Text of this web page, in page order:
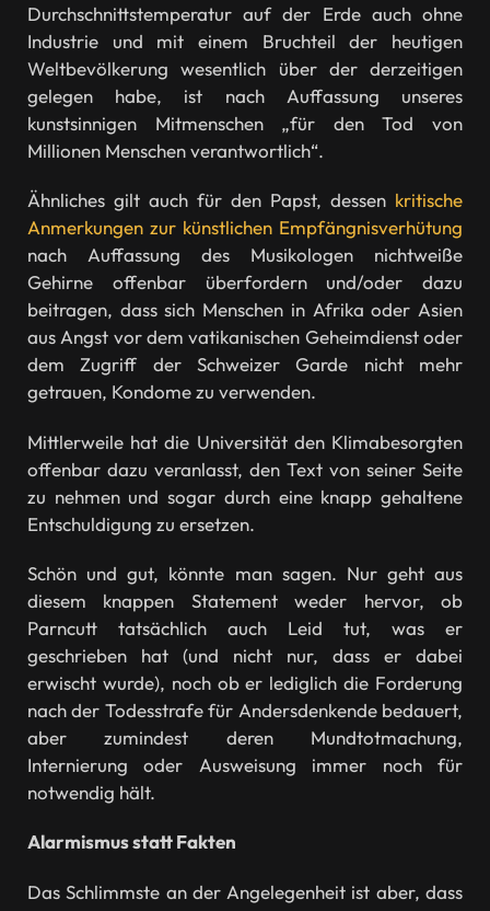
Durchschnittstemperatur auf der Erde auch ohne
Industrie und mit einem Bruchteil der heutigen
Weltbevölkerung wesentlich über der derzeitigen
gelegen habe, ist nach Auffassung unseres
kunstsinnigen Mitmenschen „für den Tod von
Millionen Menschen verantwortlich“.
Ähnliches gilt auch für den Papst, dessen kritische
Anmerkungen zur künstlichen Empfängnisverhütung
nach Auffassung des Musikologen nichtweiße
Gehirne offenbar überfordern und/oder dazu
beitragen, dass sich Menschen in Afrika oder Asien
aus Angst vor dem vatikanischen Geheimdienst oder
dem Zugriff der Schweizer Garde nicht mehr
getrauen, Kondome zu verwenden.
Mittlerweile hat die Universität den Klimabesorgten
offenbar dazu veranlasst, den Text von seiner Seite
zu nehmen und sogar durch eine knapp gehaltene
Entschuldigung zu ersetzen.
Schön und gut, könnte man sagen. Nur geht aus
diesem knappen Statement weder hervor, ob
Parncutt tatsächlich auch Leid tut, was er
geschrieben hat (und nicht nur, dass er dabei
erwischt wurde), noch ob er lediglich die Forderung
nach der Todesstrafe für Andersdenkende bedauert,
aber zumindest deren Mundtotmachung,
Internierung oder Ausweisung immer noch für
notwendig hält.
Alarmismus statt Fakten
Das Schlimmste an der Angelegenheit ist aber, dass